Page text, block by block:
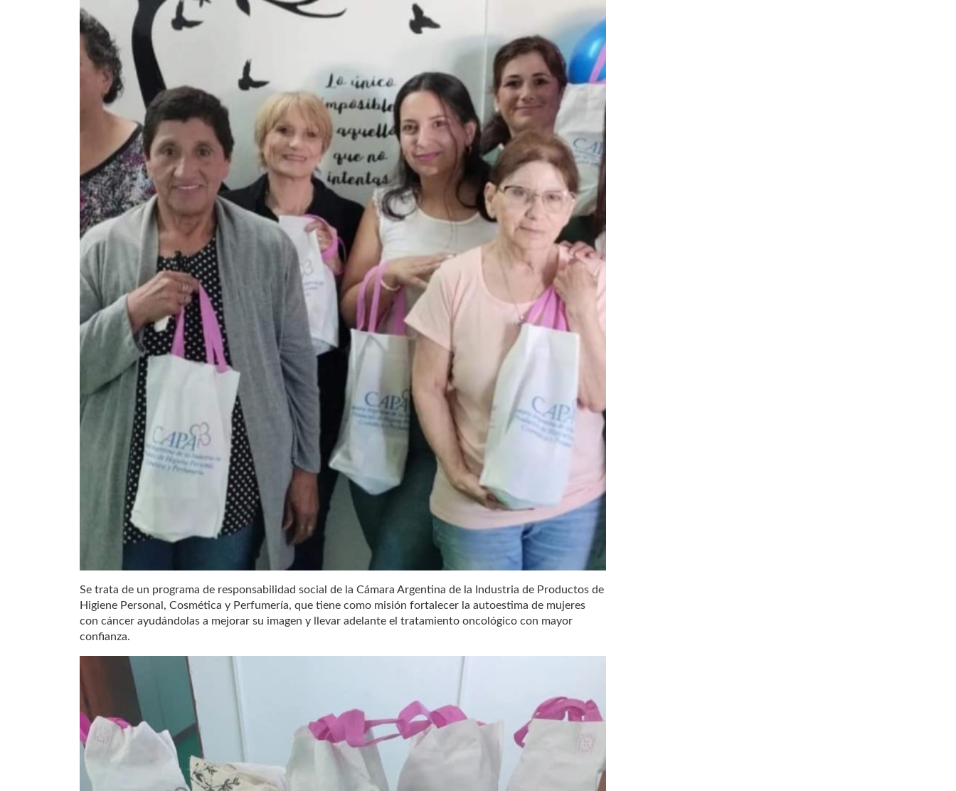
Se trata de un programa de responsabilidad social de la Cámara Argentina de la Industria de Productos de
Higiene Personal, Cosmética y Perfumería, que tiene como misión fortalecer la autoestima de mujeres
con cáncer ayudándolas a mejorar su imagen y llevar adelante el tratamiento oncológico con mayor
confianza.